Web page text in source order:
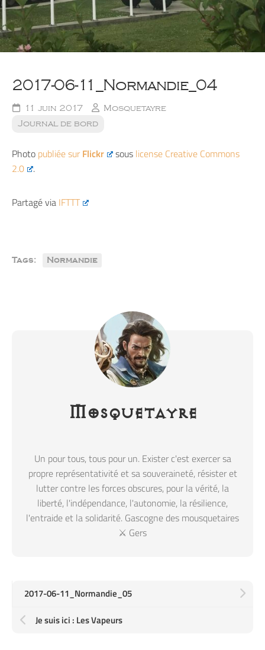
2017-06-11_Normandie_04
11 juin 2017
Mosquetayre
Journal de bord
Photo publiée surFlickr sous license Creative Commons
2.0
.
Partagé via IFTTT
Tags: Normandie
Mosquetayre
Un pour tous, tous pour un. Exister c'est exercer sa
propre représentativité et sa souveraineté, résister et
lutter contre les forces obscures, pour la vérité, la
liberté, l'indépendance, l'autonomie, la résilience,
l'entraide et la solidarité. Gascogne des mousquetaires
⚔️ Gers
2017-06-11_Normandie_05
Je suis ici : Les Vapeurs